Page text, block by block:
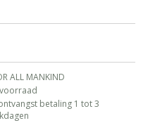
ALL MANKIND
betaling 1 tot 3